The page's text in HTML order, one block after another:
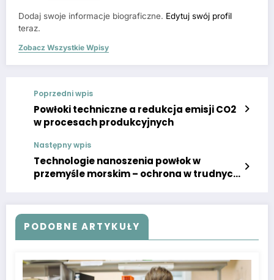
Dodaj swoje informacje biograficzne. Edytuj swój profil
teraz.
Zobacz Wszystkie Wpisy
Poprzedni wpis
Powłoki techniczne a redukcja emisji CO2
w procesach produkcyjnych
Następny wpis
Technologie nanoszenia powłok w
przemyśle morskim – ochrona w trudnych
PODOBNE ARTYKUŁY